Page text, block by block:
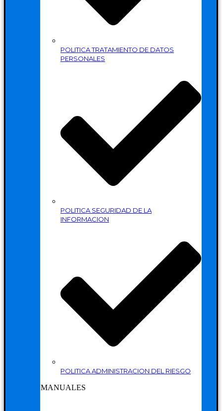
POLITICA TRATAMIENTO DE DATOS
PERSONALES
POLITICA SEGURIDAD DE LA
INFORMACION
POLITICA ADMINISTRACION DEL RIESGO
MANUALES